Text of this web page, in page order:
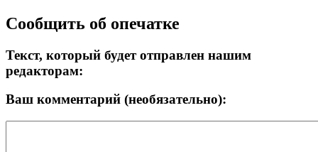
Сообщить об опечатке
Текст, который будет отправлен нашим
редакторам:
Ваш комментарий (необязательно):